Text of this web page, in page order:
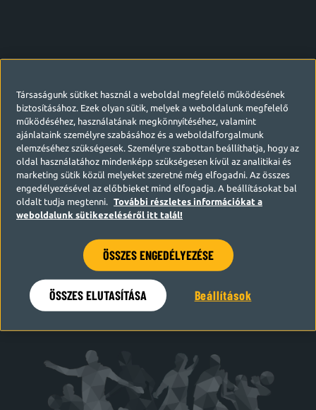
Hamarosan visszatérünk
Társaságunk sütiket használ a weboldal megfelelő működésének
biztosításához. Ezek olyan sütik, melyek a weboldalunk megfelelő
működéséhez, használatának megkönnyítéséhez, valamint
ajánlataink személyre szabásához és a weboldalforgalmunk
elemzéséhez szükségesek. Személyre szabottan beállíthatja, hogy az
oldal használatához mindenképp szükségesen kívül az analitikai és
marketing sütik közül melyeket szeretné még elfogadni. Az összes
engedélyezésével az előbbieket mind elfogadja. A beállításokat bal
oldalt tudja megtenni.
További részletes információkat a
weboldalunk sütikezeléséről itt talál!
ÖSSZES ENGEDÉLYEZÉSE
ÖSSZES ELUTASÍTÁSA Beállítások